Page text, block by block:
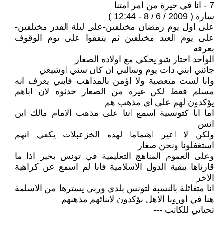
7 - انا في حيرة من امر امتنا
سارة ( 2009 / 6 / 8 - 12:44 )
على اول يوم رمضان مختلفين-على ليلة القدر مختلفين-
على يوم العيد مختلفين ثم يتفقوا على يوم الوقوف
بعرفه
الواحد احتار شو يحكي مع اولاده الصغار
جائني ابني ذات يوم وسالني ان كان سني اوشيعي
وانا لست متعصبة ولا اؤمن بالمذاهب فابني يعرف انه
مسلم فقط لكن غيره من الصغار حدثوه لان اباهم
يؤكدون لهم على اي مذهب هم
اما انا كتونسية اسمع اننا على مذهب الامام مالك ابن
انس
ولكن لا اعير اهتماما لهذه الخزعبلات يكفي انهم
استغفلونا ونحن صغار
وعلى العموم المناهج التعليمية في تونس بخير اذا ما
قارناها ببقية الدول الاسلامية فانا لم اسمع عن كراهية
الاخر
انا متفائلة بالنسبة لتونس بلدي وربي يسترها من الاسلمة
هنا في اوروبا الاهل يؤكدون لابنائهم مذهبهم
تحياتي للكاتب ---